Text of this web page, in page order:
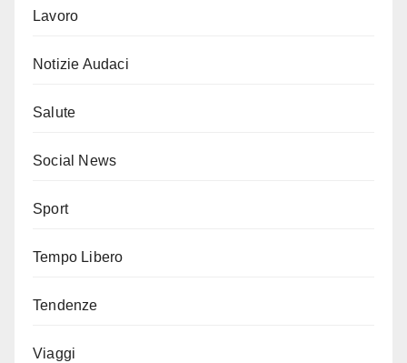
Lavoro
Notizie Audaci
Salute
Social News
Sport
Tempo Libero
Tendenze
Viaggi